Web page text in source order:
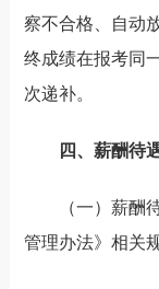
察不合格、自动
终成绩在报考同
次递补。
四、薪酬待
（一）薪酬
管理办法》相关